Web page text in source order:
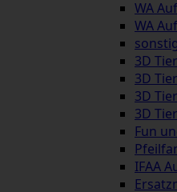
WA
WA
3D
3D
3D
3D
Fun
IFAA